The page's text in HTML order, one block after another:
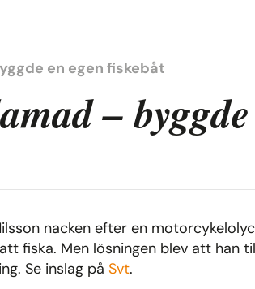
en egen fiskebåt
–
nacken efter en
fiska. Men lösningen blev att han
Se inslag på Svt.